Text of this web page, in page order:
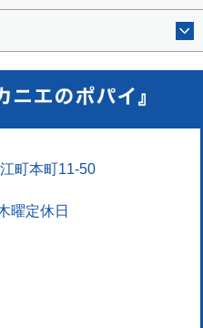
町本町11-50
曜定休日